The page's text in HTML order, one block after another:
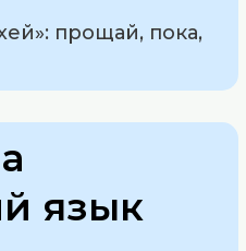
прощай, пока,
язык